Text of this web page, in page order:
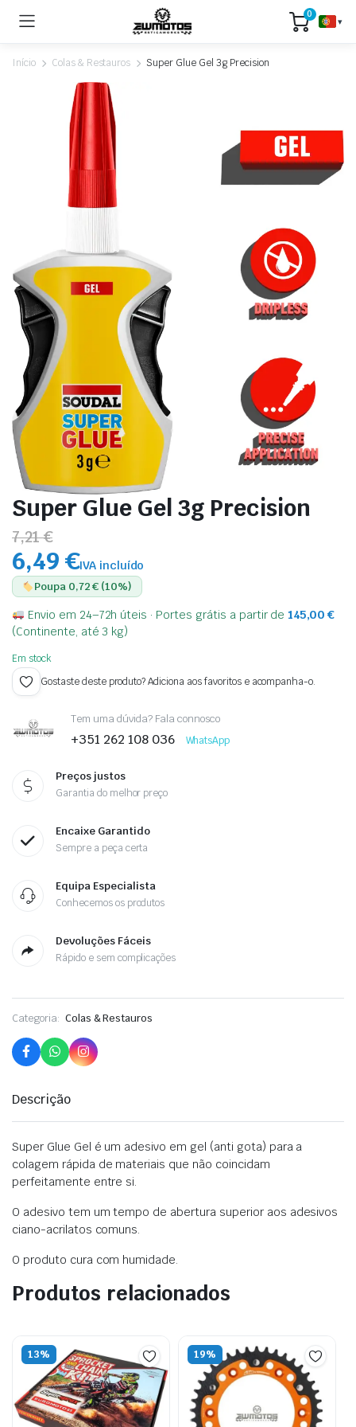
0
▾
Início Colas & Restauros Super Glue Gel 3g Precision
Super Glue Gel 3g Precision
7,21 €
6,49 €IVA incluído
Poupa 0,72 € (10%)
Envio em 24–72h úteis · Portes grátis a partir de145,00 €
(Continente, até 3 kg)
Em stock
Gostaste deste produto? Adiciona aos favoritos e acompanha-o.
Tem uma dúvida? Fala connosco
+351 262 108 036 WhatsApp
Preços justos
Garantia do melhor preço
Encaixe Garantido
Sempre a peça certa
Equipa Especialista
Conhecemos os produtos
Devoluções Fáceis
Rápido e sem complicações
Categoria: Colas & Restauros
Descrição
Super Glue Gel é um adesivo em gel (anti gota) para a
colagem rápida de materiais que não coincidam
perfeitamente entre si.
O adesivo tem um tempo de abertura superior aos adesivos
ciano-acrilatos comuns.
O produto cura com humidade.
Produtos relacionados
13% 19%